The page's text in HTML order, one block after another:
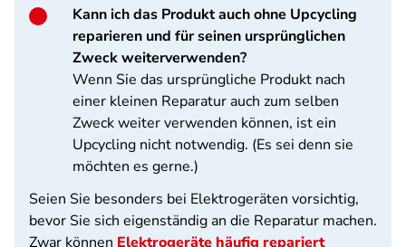
Kann ich das Produkt auch ohne Upcycling
reparieren und für seinen ursprünglichen
Zweck weiterverwenden?
Wenn Sie das ursprüngliche Produkt nach
einer kleinen Reparatur auch zum selben
Zweck weiter verwenden können, ist ein
Upcycling nicht notwendig. (Es sei denn sie
möchten es gerne.)
Seien Sie besonders bei Elektrogeräten vorsichtig,
bevor Sie sich eigenständig an die Reparatur machen.
Zwar können Elektrogeräte häufig repariert